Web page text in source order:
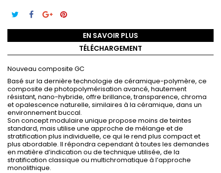
EN SAVOIR PLUS
TÉLÉCHARGEMENT
Nouveau composite GC
Basé sur la dernière technologie de céramique-polymère, ce
composite de photopolymérisation avancé, hautement
résistant, nano-hybride, offre brillance, transparence, chroma
et opalescence naturelle, similaires à la céramique, dans un
environnement buccal.
Son concept modulaire unique propose moins de teintes
standard, mais utilise une approche de mélange et de
stratification plus individuelle, ce qui le rend plus compact et
plus abordable. Il répondra cependant à toutes les demandes
en matière dʼindication ou de technique utilisée, de la
stratification classique ou multichromatique à lʼapproche
monolithique.